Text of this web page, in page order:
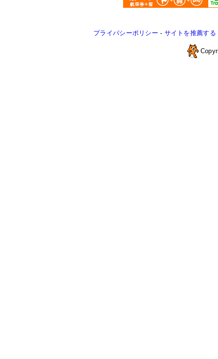
プライバシーポリシー - サイトを推薦する